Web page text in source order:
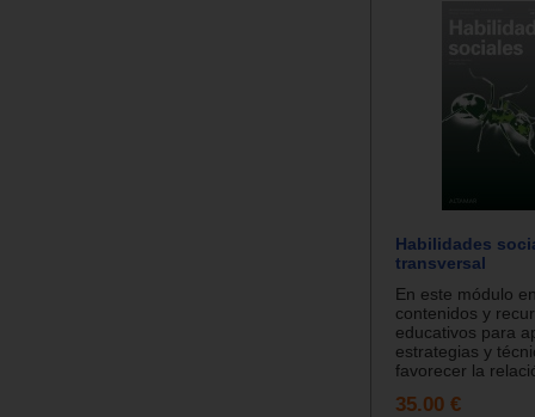
Habilidades
transversal
En este módulo
contenidos y
educativos para
estrategias y
favorecer la
35.00 €